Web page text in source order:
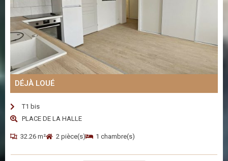
DÉJÀ LOUÉ
T1 bis
PLACE DE LA HALLE
32.26 m² 2 pièce(s) 1 chambre(s)